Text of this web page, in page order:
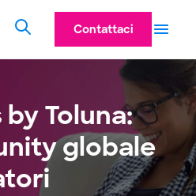
Contattaci
Toluna:
globale